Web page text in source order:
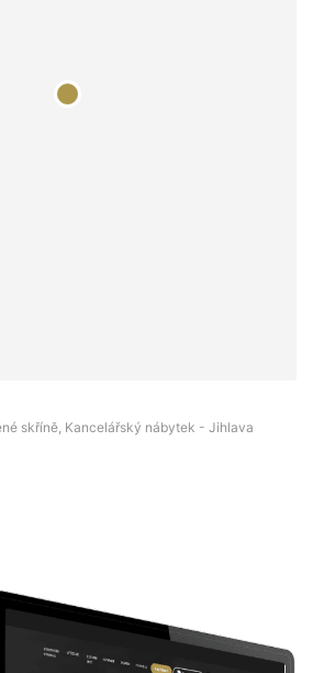
skříně, Kancelářský nábytek - Jihlava